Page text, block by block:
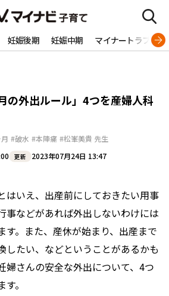
妊娠後期 妊娠中期 マイナートラブル
の外出ルール」4つを産婦人科
#破水 #本陣痛 #松峯美貴 先生
更新 2023年07月24日 13:47
はいえ、出産前にしておきたい用事
事などがあれば外出しないわけには
す。また、産休が始まり、出産まで
したい、などということがあるかも
婦さんの安全な外出について、4つ
。